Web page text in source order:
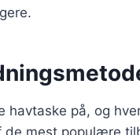
havtaske på, og
de mest populære